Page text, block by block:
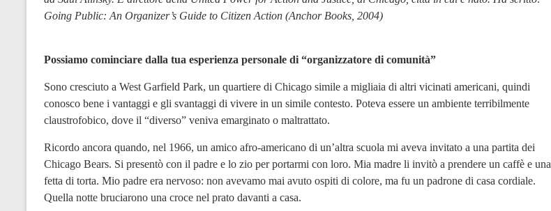
Going Public: An Organizer’s Guide to Citizen Action (Anchor Books, 2004)
Possiamo cominciare dalla tua esperienza personale di “organizzatore di comunità”
Sono cresciuto a West Garfield Park, un quartiere di Chicago simile a migliaia di altri vicinati americani, quindi
conosco bene i vantaggi e gli svantaggi di vivere in un simile contesto. Poteva essere un ambiente terribilmente
claustrofobico, dove il “diverso” veniva emarginato o maltrattato.
Ricordo ancora quando, nel 1966, un amico afro-americano di un’altra scuola mi aveva invitato a una partita dei
Chicago Bears. Si presentò con il padre e lo zio per portarmi con loro. Mia madre li invitò a prendere un caffè e una
fetta di torta. Mio padre era nervoso: non avevamo mai avuto ospiti di colore, ma fu un padrone di casa cordiale.
Quella notte bruciarono una croce nel prato davanti a casa.